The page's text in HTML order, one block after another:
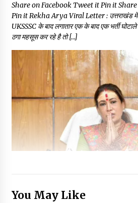
Share on Facebook Tweet it Pin it
Pin it Rekha Arya Viral Letter : उत्तराखंड में
UKSSSC के बाद लगातार एक के बाद एक भर्ती
ठगा महसूस कर रहे है तो […]
You May Like